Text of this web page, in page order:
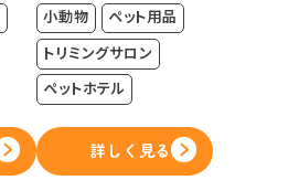
小動物
ペット用品
トリミングサロン
ペットホテル
詳しく見る